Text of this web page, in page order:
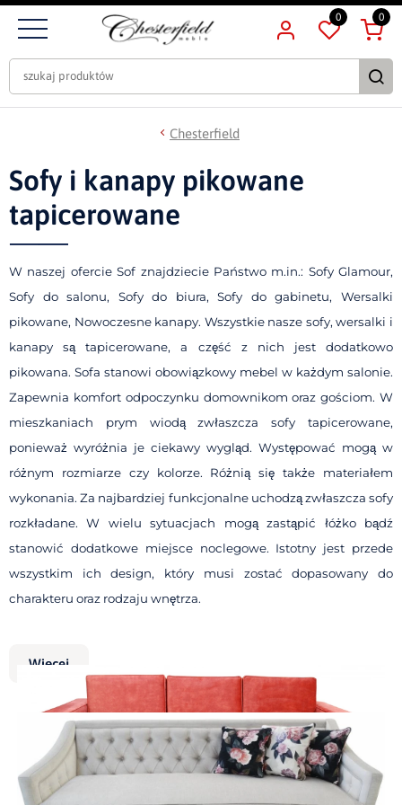
0 0
Chesterfield
Sofy i kanapy pikowane
tapicerowane
W naszej ofercie Sof znajdziecie Państwo m.in.: Sofy Glamour,
Sofy do salonu, Sofy do biura, Sofy do gabinetu, Wersalki
pikowane, Nowoczesne kanapy. Wszystkie nasze sofy, wersalki i
kanapy są tapicerowane, a część z nich jest dodatkowo
pikowana. Sofa stanowi obowiązkowy mebel w każdym salonie.
Zapewnia komfort odpoczynku domownikom oraz gościom. W
mieszkaniach prym wiodą zwłaszcza sofy tapicerowane,
ponieważ wyróżnia je ciekawy wygląd. Występować mogą w
różnym rozmiarze czy kolorze. Różnią się także materiałem
wykonania. Za najbardziej funkcjonalne uchodzą zwłaszcza sofy
rozkładane. W wielu sytuacjach mogą zastąpić łóżko bądź
stanowić dodatkowe miejsce noclegowe. Istotny jest przede
wszystkim ich design, który musi zostać dopasowany do
charakteru oraz rodzaju wnętrza.
Więcej
Jak wybrać ekskluzywne kanapy
do salonu, by pasowały do
Sofy bez funkcji spania